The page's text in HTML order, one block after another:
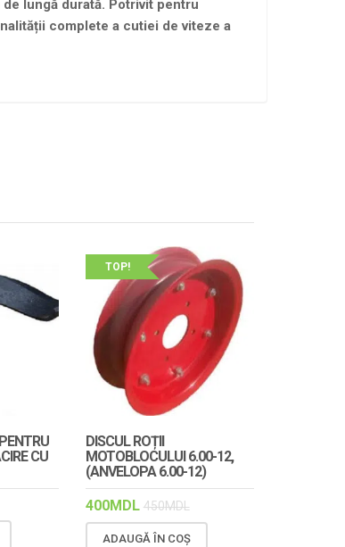
lungă durată. Potrivit pentru
complete a cutiei de viteze a
CU
TOP!
DISCUL ROȚII
MOTOBLOCULUI 6.00-12,
(ANVELOPA 6.00-12)
400MDL 450MDL
ADAUGĂ ÎN COȘ